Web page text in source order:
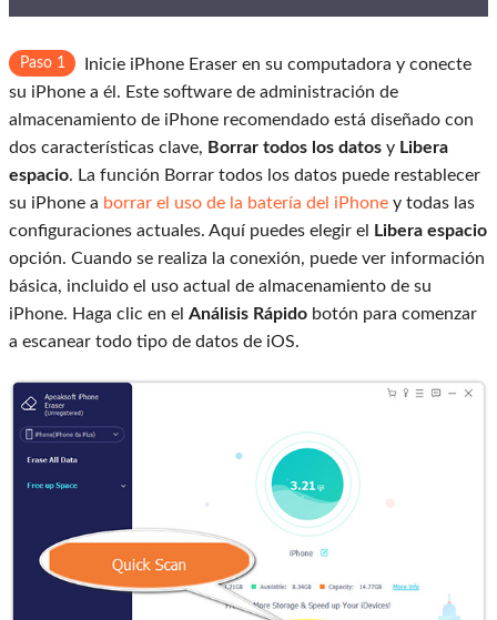
Paso 1
Inicie iPhone Eraser en su computadora y conecte
su iPhone a él. Este software de administración de
almacenamiento de iPhone recomendado está diseñado con
dos características clave, Borrar todos los datos y Libera
espacio. La función Borrar todos los datos puede restablecer
su iPhone a borrar el uso de la batería del iPhone y todas las
configuraciones actuales. Aquí puedes elegir el
Libera espacio
opción. Cuando se realiza la conexión, puede ver información
básica, incluido el uso actual de almacenamiento de su
iPhone. Haga clic en el Análisis Rápido botón para comenzar
a escanear todo tipo de datos de iOS.